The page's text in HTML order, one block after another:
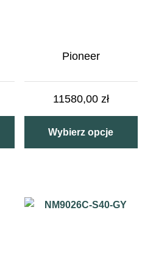
Pioneer
11580,00 zł
Wybierz opcje